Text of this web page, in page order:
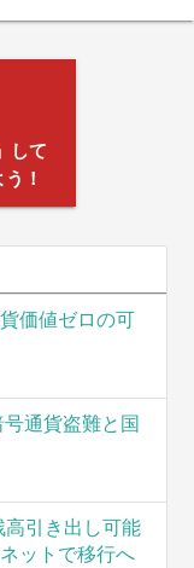
」して
！
価値ゼロの可
通貨盗難と国
高引き出し可能
ットで移行へ